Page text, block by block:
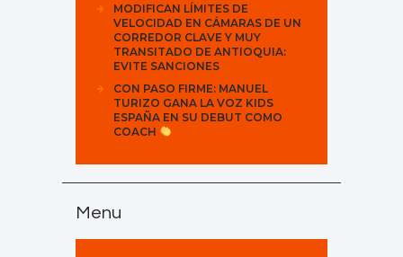
MODIFICAN LÍMITES DE
VELOCIDAD EN CÁMARAS DE UN
CORREDOR CLAVE Y MUY
TRANSITADO DE ANTIOQUIA:
EVITE SANCIONES
CON PASO FIRME: MANUEL
TURIZO GANA LA VOZ KIDS
ESPAÑA EN SU DEBUT COMO
COACH
Menu